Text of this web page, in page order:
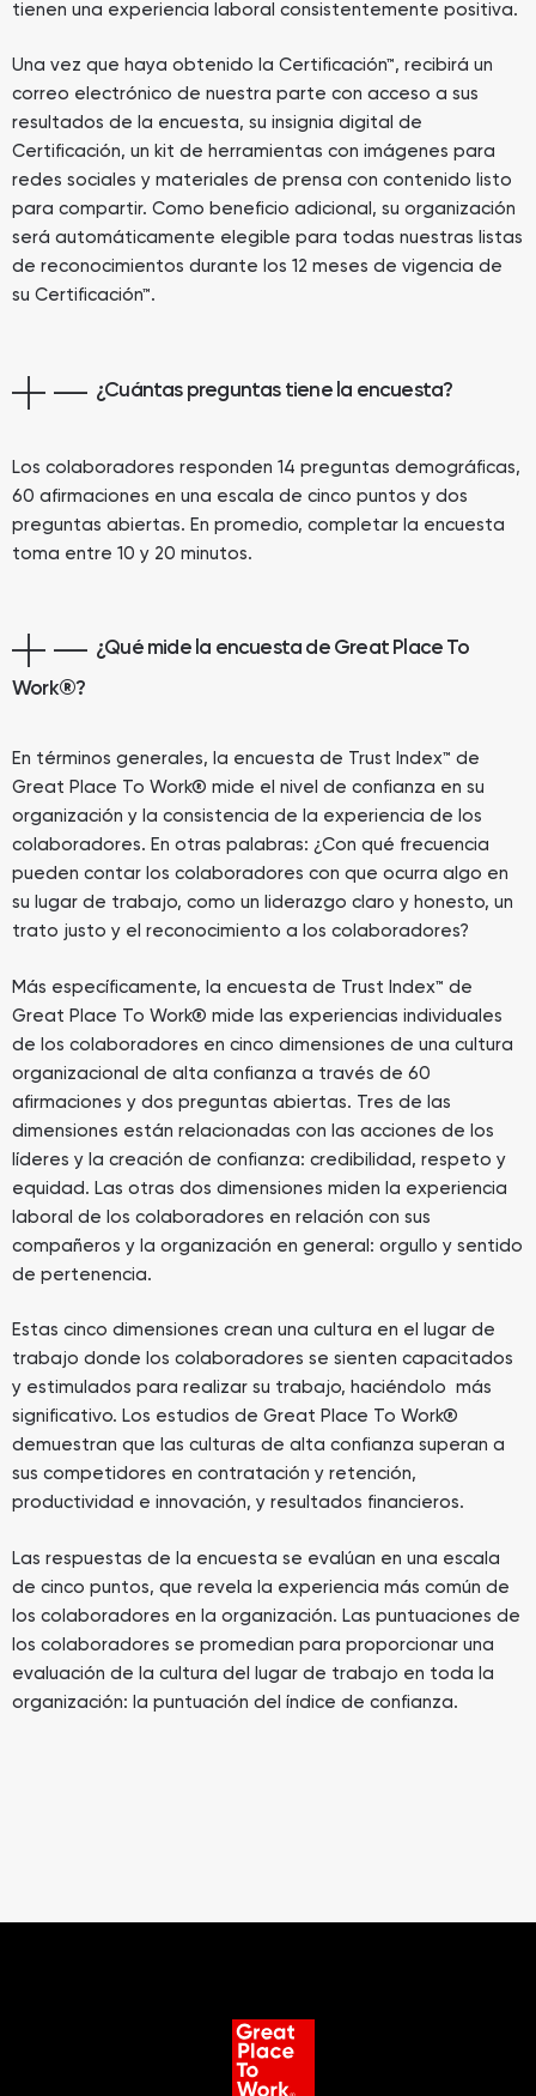
tienen una experiencia laboral consistentemente positiva.
Una vez que haya obtenido la Certificación™, recibirá un
correo electrónico de nuestra parte con acceso a sus
resultados de la encuesta, su insignia digital de
Certificación, un kit de herramientas con imágenes para
redes sociales y materiales de prensa con contenido listo
para compartir. Como beneficio adicional, su organización
será automáticamente elegible para todas nuestras listas
de reconocimientos durante los 12 meses de vigencia de
su Certificación™.
¿Cuántas preguntas tiene la encuesta?
Los colaboradores responden 14 preguntas demográficas,
60 afirmaciones en una escala de cinco puntos y dos
preguntas abiertas. En promedio, completar la encuesta
toma entre 10 y 20 minutos.
¿Qué mide la encuesta de Great Place To
Work®?
En términos generales, la encuesta de Trust Index™ de
Great Place To Work® mide el nivel de confianza en su
organización y la consistencia de la experiencia de los
colaboradores. En otras palabras: ¿Con qué frecuencia
pueden contar los colaboradores con que ocurra algo en
su lugar de trabajo, como un liderazgo claro y honesto, un
trato justo y el reconocimiento a los colaboradores?
Más específicamente, la encuesta de Trust Index™ de
Great Place To Work® mide las experiencias individuales
de los colaboradores en cinco dimensiones de una cultura
organizacional de alta confianza a través de 60
afirmaciones y dos preguntas abiertas. Tres de las
dimensiones están relacionadas con las acciones de los
líderes y la creación de confianza: credibilidad, respeto y
equidad. Las otras dos dimensiones miden la experiencia
laboral de los colaboradores en relación con sus
compañeros y la organización en general: orgullo y sentido
de pertenencia.
Estas cinco dimensiones crean una cultura en el lugar de
trabajo donde los colaboradores se sienten capacitados
y estimulados para realizar su trabajo, haciéndolo más
significativo. Los estudios de Great Place To Work®
demuestran que las culturas de alta confianza superan a
sus competidores en contratación y retención,
productividad e innovación, y resultados financieros.
Las respuestas de la encuesta se evalúan en una escala
de cinco puntos, que revela la experiencia más común de
los colaboradores en la organización. Las puntuaciones de
los colaboradores se promedian para proporcionar una
evaluación de la cultura del lugar de trabajo en toda la
organización: la puntuación del índice de confianza.